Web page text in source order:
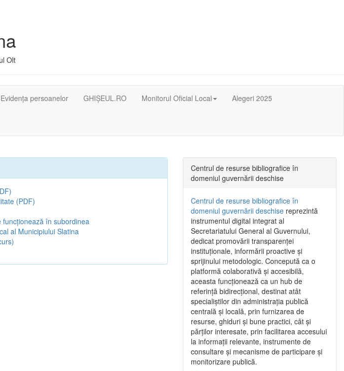
Olt
Evidența persoanelor GHIȘEUL.RO Monitorul Oficial Local Alegeri 2025
(PDF)
funcționează în subordinea
al Municipiului Slatina
Centrul de resurse bibliografice în
domeniul guvernării deschise
Centrul de resurse bibliografice în
domeniul guvernării deschise reprezintă
instrumentul digital integrat al
Secretariatului General al Guvernului,
dedicat promovării transparenței
instituționale, informării proactive și
sprijinului metodologic. Concepută ca o
platformă colaborativă și accesibilă,
aceasta funcționează ca un hub de
referință bidirecțional, destinat atât
specialiștilor din administrația publică
centrală și locală, prin furnizarea de
resurse, ghiduri și bune practici, cât și
părților interesate, prin facilitarea accesului
la informații relevante, instrumente de
consultare și mecanisme de participare și
monitorizare publică.